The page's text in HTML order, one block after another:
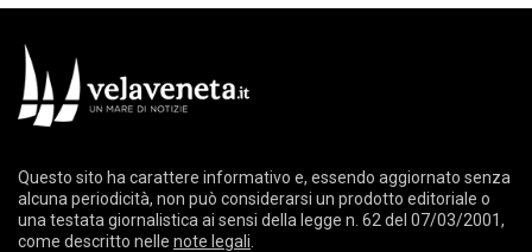
Questo sito ha carattere informativo e, essendo aggiornato senza
alcuna periodicità, non può considerarsi un prodotto editoriale o
una testata giornalistica ai sensi della legge n. 62 del 07/03/2001,
come descritto nelle note legali